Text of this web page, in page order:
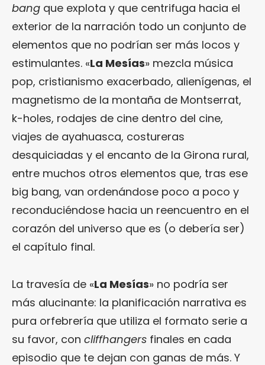
bang que explota y que centrifuga hacia el
exterior de la narración todo un conjunto de
elementos que no podrían ser más locos y
estimulantes. «La Mesías» mezcla música
pop, cristianismo exacerbado, alienígenas, el
magnetismo de la montaña de Montserrat,
k-holes, rodajes de cine dentro del cine,
viajes de ayahuasca, costureras
desquiciadas y el encanto de la Girona rural,
entre muchos otros elementos que, tras ese
big bang, van ordenándose poco a poco y
reconduciéndose hacia un reencuentro en el
corazón del universo que es (o debería ser)
el capítulo final.
La travesía de «La Mesías» no podría ser
más alucinante: la planificación narrativa es
pura orfebrería que utiliza el formato serie a
su favor, con cliffhangers finales en cada
episodio que te dejan con ganas de más. Y